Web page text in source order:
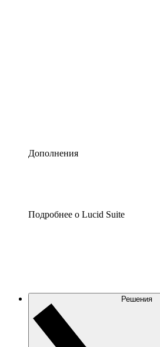
Дополнения
Подробнее о Lucid Suite
Решения